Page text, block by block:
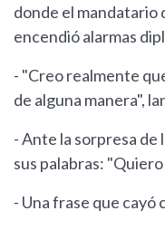
donde el mandatario
encendió alarmas
- "Creo realmente
de alguna manera",
- Ante la sorpresa
sus palabras:
- Una frase que cayó